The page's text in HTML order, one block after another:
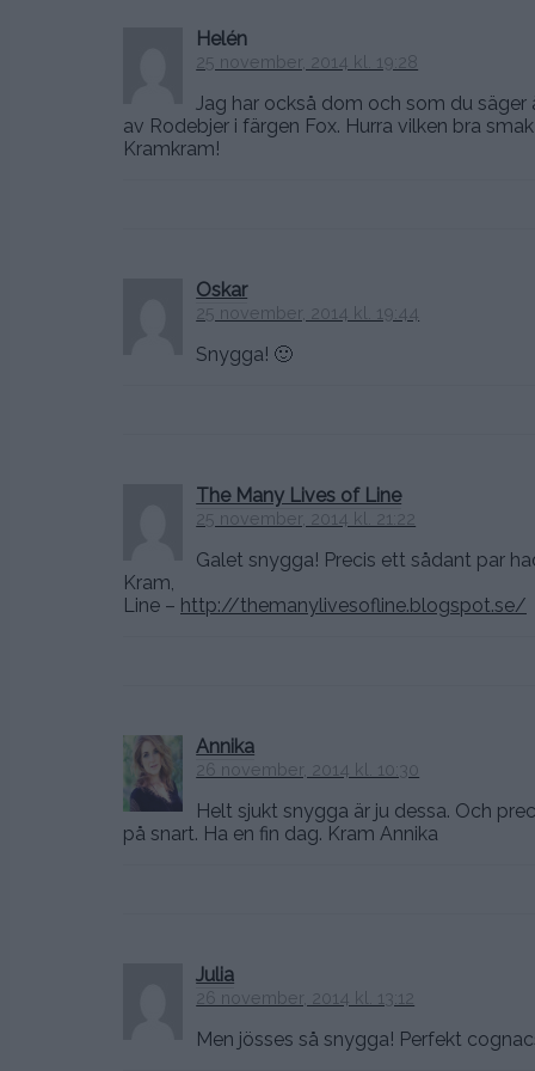
Helén
25 november, 2014 kl. 19:28
Jag har också dom och som du
av Rodebjer i färgen Fox. Hurra vilken bra
Kramkram!
Oskar
25 november, 2014 kl. 19:44
Snygga! 🙂
The Many Lives of Line
25 november, 2014 kl. 21:22
Galet snygga! Precis ett sådant par
Kram,
Line – http://themanylivesofline.blogspot.se/
Annika
26 november, 2014 kl. 10:30
Helt sjukt snygga är ju dessa. Och
på snart. Ha en fin dag. Kram Annika
Julia
26 november, 2014 kl. 13:12
Men jösses så snygga! Perfekt